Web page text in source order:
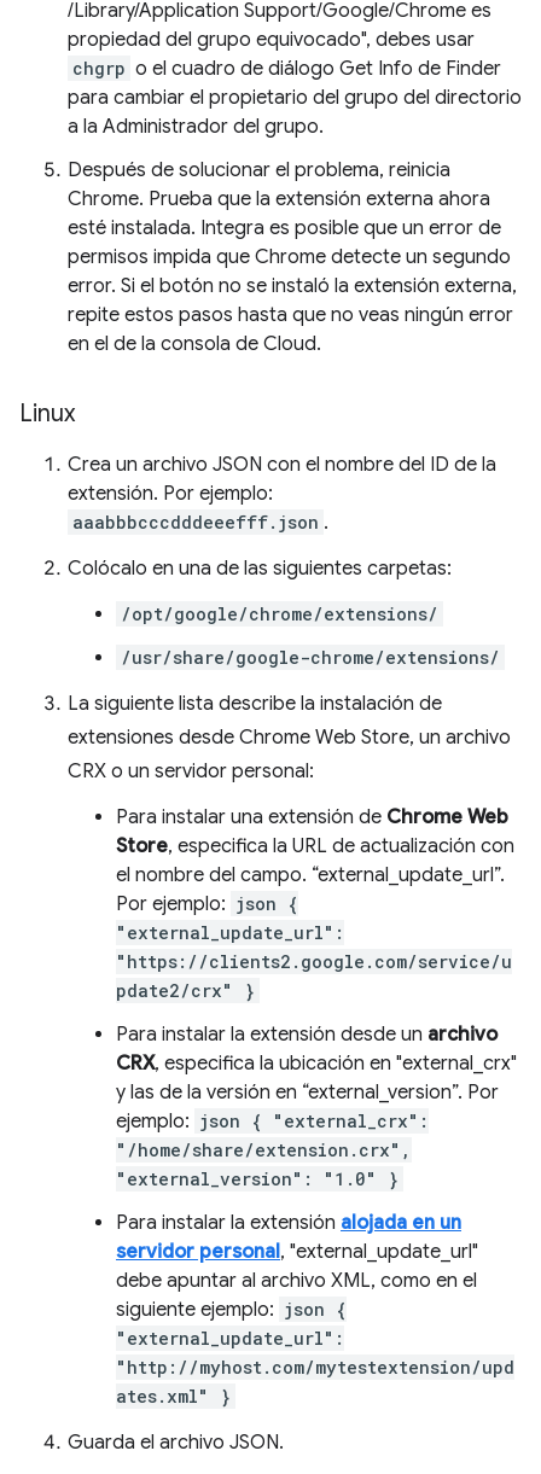
/Library/Application Support/Google/Chrome es
propiedad del grupo equivocado", debes usar
chgrp o el cuadro de diálogo Get Info de Finder
para cambiar el propietario del grupo del directorio
a la Administrador del grupo.
Después de solucionar el problema, reinicia
Chrome. Prueba que la extensión externa ahora
esté instalada. Integra es posible que un error de
permisos impida que Chrome detecte un segundo
error. Si el botón no se instaló la extensión externa,
repite estos pasos hasta que no veas ningún error
en el de la consola de Cloud.
Linux
Crea un archivo JSON con el nombre del ID de la
extensión. Por ejemplo:
aaabbbcccdddeeefff.json .
Colócalo en una de las siguientes carpetas:
/opt/google/chrome/extensions/
/usr/share/google-chrome/extensions/
La siguiente lista describe la instalación de
extensiones desde Chrome Web Store, un archivo
CRX o un servidor personal:
Para instalar una extensión de Chrome Web
Store, especifica la URL de actualización con
el nombre del campo. “external_update_url”.
Por ejemplo: json {
"external_update_url":
"https://clients2.google.com/service/u
pdate2/crx" }
Para instalar la extensión desde un archivo
CRX, especifica la ubicación en "external_crx"
y las de la versión en “external_version”. Por
ejemplo: json { "external_crx":
"/home/share/extension.crx",
"external_version": "1.0" }
Para instalar la extensión alojada en un
servidor personal, "external_update_url"
debe apuntar al archivo XML, como en el
siguiente ejemplo: json {
"external_update_url":
"http://myhost.com/mytestextension/upd
ates.xml" }
Guarda el archivo JSON.